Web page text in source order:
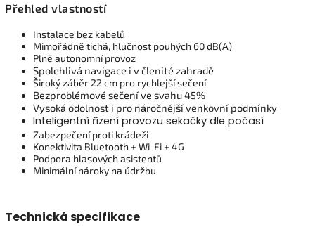
Přehled vlastností
Instalace bez kabelů
Mimořádně tichá, hlučnost pouhých 60 dB(A)
Plně autonomní provoz
Spolehlivá navigace i v členité zahradě
Široký záběr 22 cm pro rychlejší sečení
Bezproblémové sečení ve svahu 45%
Vysoká odolnost i pro náročnější venkovní podmínky
Inteligentní řízení provozu sekačky dle počasí
Zabezpečení proti krádeži
Konektivita Bluetooth + Wi-Fi + 4G
Podpora hlasových asistentů
Minimální nároky na údržbu
Technická specifikace